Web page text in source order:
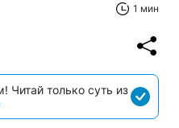
1 мин
Читай только суть из